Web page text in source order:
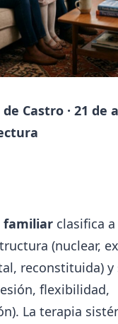
Castro · 21 de
familiar clasifica
(nuclear,
reconstituida) y
flexibilidad,
La terapia